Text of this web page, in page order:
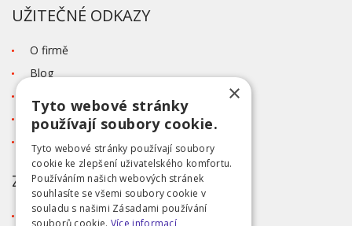
UŽITEČNÉ ODKAZY
O firmě
Blog
Tabulka velikostí
Ochrana osobních údajů GDPR
ZÁKAZNICKÝ SERVIS
Obchodní podmínky
×
Tyto webové stránky
používají soubory cookie.
Tyto webové stránky používají soubory
cookie ke zlepšení uživatelského komfortu.
Používáním našich webových stránek
souhlasíte se všemi soubory cookie v
souladu s našimi Zásadami používání
souborů cookie. Více informací